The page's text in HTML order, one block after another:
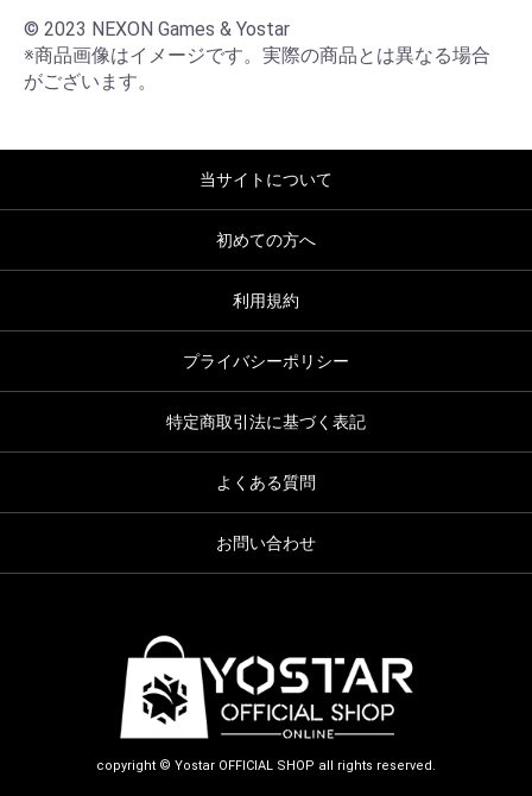
© 2023 NEXON Games & Yostar
※商品画像はイメージです。実際の商品とは異なる場合
がございます。
当サイトについて
初めての方へ
利用規約
プライバシーポリシー
特定商取引法に基づく表記
よくある質問
お問い合わせ
copyright © Yostar OFFICIAL SHOP all rights reserved.